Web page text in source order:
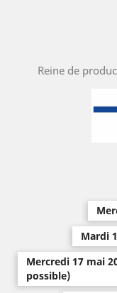
Reine de
Mardi
Mercredi 17 mai
possible)